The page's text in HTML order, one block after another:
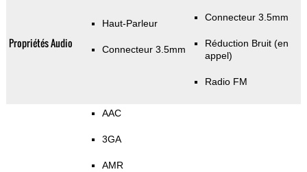
Propriétés Audio
Haut-Parleur
Connecteur 3.5mm
Connecteur 3.5mm
Réduction Bruit (en
appel)
Radio FM
AAC
3GA
AMR